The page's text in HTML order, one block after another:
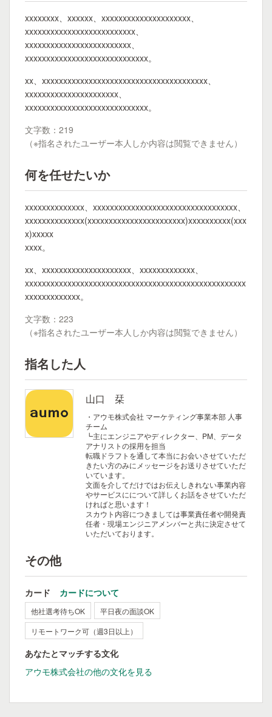
xxxxxxxx、xxxxxx、xxxxxxxxxxxxxxxxxxxxx、
xxxxxxxxxxxxxxxxxxxxxxxxxx、
xxxxxxxxxxxxxxxxxxxxxxxxx、
xxxxxxxxxxxxxxxxxxxxxxxxxxxxx。
xx、xxxxxxxxxxxxxxxxxxxxxxxxxxxxxxxxxxxxxxx、
xxxxxxxxxxxxxxxxxxxxxx、
xxxxxxxxxxxxxxxxxxxxxxxxxxxxx。
文字数：219
（※指名されたユーザー本人しか内容は閲覧できません）
何を任せたいか
xxxxxxxxxxxxxx、xxxxxxxxxxxxxxxxxxxxxxxxxxxxxxxxxx、
xxxxxxxxxxxxxx(xxxxxxxxxxxxxxxxxxxxxxx)xxxxxxxxxx(xxx
x)xxxxx
xxxx。
xx、xxxxxxxxxxxxxxxxxxxxx、xxxxxxxxxxxxx、
xxxxxxxxxxxxxxxxxxxxxxxxxxxxxxxxxxxxxxxxxxxxxxxxxxxx
xxxxxxxxxxxxx。
文字数：223
（※指名されたユーザー本人しか内容は閲覧できません）
指名した人
山口 栞
・アウモ株式会社 マーケティング事業本部 人事
チーム
┗主にエンジニアやディレクター、PM、データ
アナリストの採用を担当
転職ドラフトを通して本当にお会いさせていただ
きたい方のみにメッセージをお送りさせていただ
いています。
文面を介してだけではお伝えしきれない事業内容
やサービスにについて詳しくお話をさせていただ
ければと思います！
スカウト内容につきましては事業責任者や開発責
任者・現場エンジニアメンバーと共に決定させて
いただいております。
その他
カード カードについて
他社選考待ちOK
平日夜の面談OK
リモートワーク可（週3日以上）
あなたとマッチする文化
アウモ株式会社の他の文化を見る